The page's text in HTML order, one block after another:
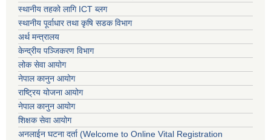
स्थानीय तहको लागि ICT ब्लग
स्थानीय पूर्वाधार तथा कृषि सडक विभाग
अर्थ मन्त्रालय
केन्द्रीय पञ्जिकरण विभाग
लोक सेवा आयोग
नेपाल कानुन आयोग
राष्ट्रिय योजना आयोग
नेपाल कानुन आयोग
शिक्षक सेवा आयोग
अनलाईन घटना दर्ता (Welcome to Online Vital Registration